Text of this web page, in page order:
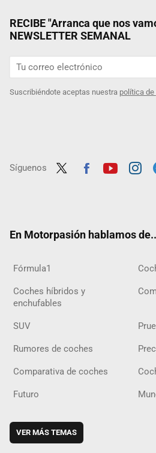
RECIBE "Arranca que nos
NEWSLETTER SEMANAL
Suscribiéndote aceptas nuestra política de
Síguenos
En Motorpasión hablamos
Fórmula1
Coches híbridos y
enchufables
SUV
Rumores de coches
Comparativa de coches
Futuro
VER MÁS TEMAS